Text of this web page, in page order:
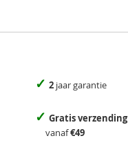
✓ 2 jaar garantie
✓ Gratis verzending
vanaf€49